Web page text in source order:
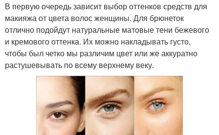
Весенний макияж Макияж для невесты
Естественный макияж
Средства для нюдового
макияжа
Макияж для глаз
Макияж для роковой
красотки
В первую очередь зависит выбор оттенков средств для
макияжа от цвета волос женщины. Для брюнеток
отлично подойдут натуральные матовые тени бежевого
и кремового оттенка. Их можно накладывать густо,
чтобы был четко мы различим цвет или же аккуратно
растушевывать по всему верхнему веку.